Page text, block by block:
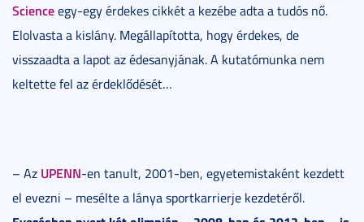
Scienceegy-egy érdekes cikkét a kezébe adta a tudós nő.
Elolvasta a kislány. Megállapította, hogy érdekes, de
visszaadta a lapot az édesanyjának. A kutatómunka nem
keltette fel az érdeklődését…
– Az UPENN-en tanult, 2001-ben, egyetemistaként kezdett
el evezni – mesélte a lánya sportkarrierje kezdetéről.